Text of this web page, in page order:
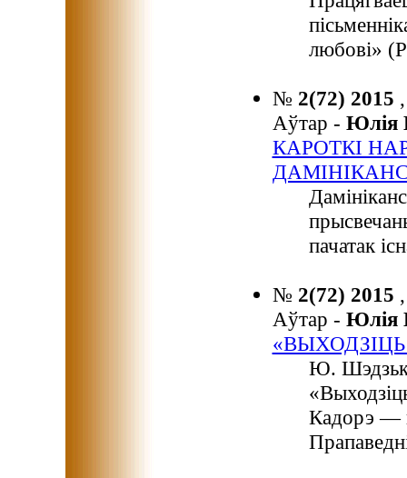
любові»
№ 2(72) 2015
Аўтар -
КАРОТКІ
пачатак
№ 2(72) 2015
Аўтар -
Ю.
Кадорэ —